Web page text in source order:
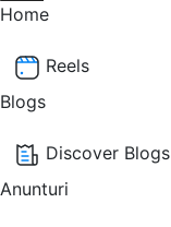
Home
Reels
Blogs
Discover Blogs
Anunturi